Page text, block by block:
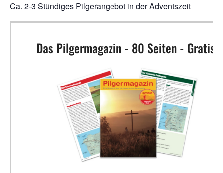
Ca. 2-3 Stündiges Pilgerangebot in der Adventszeit
Das Pilgermagazin - 80 Seiten - Gratis!